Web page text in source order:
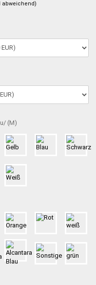
abweichend)
(M)